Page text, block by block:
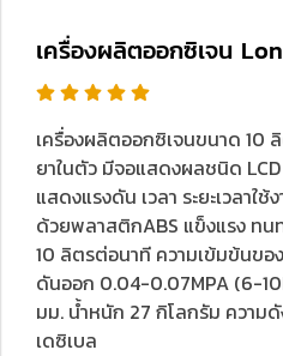
เครื่องผลิตออกซิเจน
เครื่องผลิตออกซิเจนขนาด
ยาในตัว มีจอแสดงผลชนิด
แสดงแรงดัน เวลา ระยะเวลาใ
ด้วยพลาสติกABS แข็งแรง ท
10 ลิตรต่อนาที ความเข้มข้นขอ
ดันออก 0.04-0.07MPA (6-
มม. น้ำหนัก 27 กิโลกรัม ความ
เดซิเบล